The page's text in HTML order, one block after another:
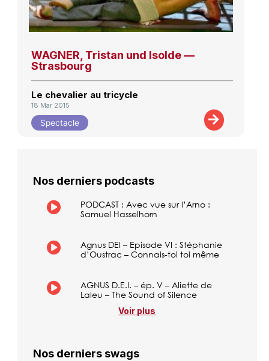
WAGNER, Tristan und Isolde —
Strasbourg
Le chevalier au tricycle
18 Mar 2015
Spectacle
Nos derniers podcasts
PODCAST : Avec vue sur l’Arno :
Samuel Hasselhorn
Agnus DEI – Episode VI : Stéphanie
d’Oustrac – Connais-toi toi même
AGNUS D.E.I. – ép. V – Aliette de
Laleu – The Sound of Silence
Voir plus
Nos derniers swags